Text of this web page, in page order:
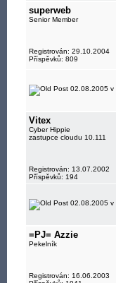
superweb
Senior Member
Registrován: 29.10.2004
Příspěvků: 809
02.08.2005 v
Vitex
Cyber Hippie
zastupce cloudu 10.111
Registrován: 13.07.2002
Příspěvků: 194
02.08.2005 v
=PJ= Azzie
Pekelník
Registrován: 16.06.2003